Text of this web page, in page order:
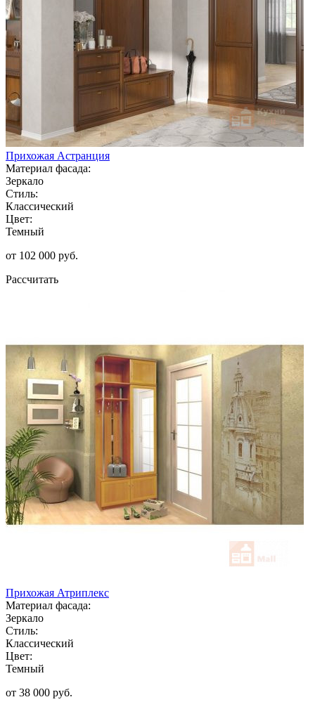
Прихожая Астранция
Материал фасада:
Зеркало
Стиль:
Классический
Цвет:
Темный
от 102 000 руб.
Рассчитать
Прихожая Атриплекс
Материал фасада:
Зеркало
Стиль:
Классический
Цвет:
Темный
от 38 000 руб.